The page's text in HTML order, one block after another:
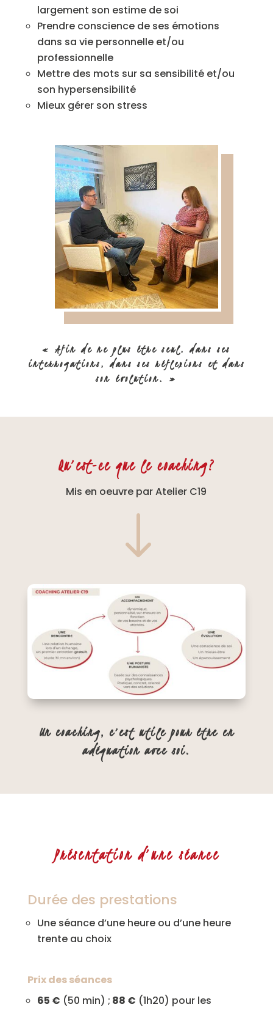
largement son estime de soi
Prendre conscience de ses émotions
dans sa vie personnelle et/ou
professionnelle
Mettre des mots sur sa sensibilité et/ou
son hypersensibilité
Mieux gérer son stress
« Afin de ne plus être seul, dans ses
interrogations, dans ses réflexions et dans
son évolution. »
Qu’est-ce que le coaching?
Mis en oeuvre par Atelier C19
"
Un coaching, c’est utile pour être en
adéquation avec soi.
Présentation d’une séance
Durée des prestations
Une séance d’une heure ou d’une heure
trente au choix
Prix des séances
65 € (50 min) ; 88 € (1h20) pour les